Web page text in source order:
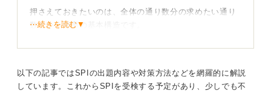
押さえておきたいのは、全体の通り数分の求めたい通り
数という確率の基本構造です。
を使い、組み合わせは並び方を区別しない場合でnCrを使
います。
⋯続きを読む▼
以下の記事ではSPIの出題内容や対策方法などを網羅的に解説
しています。これからSPIを受検する予定があり、少しでも不